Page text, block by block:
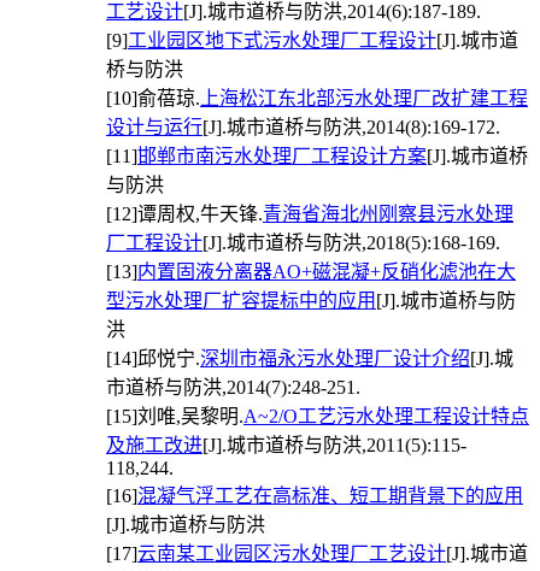
工艺设计[J].城市道桥与防洪,2014(6):187-189.
[9]工业园区地下式污水处理厂工程设计[J].城市道
桥与防洪
[10]俞蓓琼. 上海松江东北部污水处理厂改扩建工程
设计与运行[J].城市道桥与防洪,2014(8):169-172.
[11]邯郸市南污水处理厂工程设计方案[J].城市道桥
与防洪
[12]谭周权,牛天锋.青海省海北州刚察县污水处理
厂工程设计[J].城市道桥与防洪,2018(5):168-169.
[13]内置固液分离器AO+磁混凝+反硝化滤池在大
型污水处理厂扩容提标中的应用 [J].城市道桥与防
洪
[14]邱悦宁.深圳市福永污水处理厂设计介绍[J].城
市道桥与防洪,2014(7):248-251.
[15]刘唯,吴黎明.A~2/O工艺污水处理工程设计特点
及施工改进[J].城市道桥与防洪,2011(5):115-
118,244.
[16]混凝气浮工艺在高标准、短工期背景下的应用
[J].城市道桥与防洪
[17]云南某工业园区污水处理厂工艺设计[J].城市道